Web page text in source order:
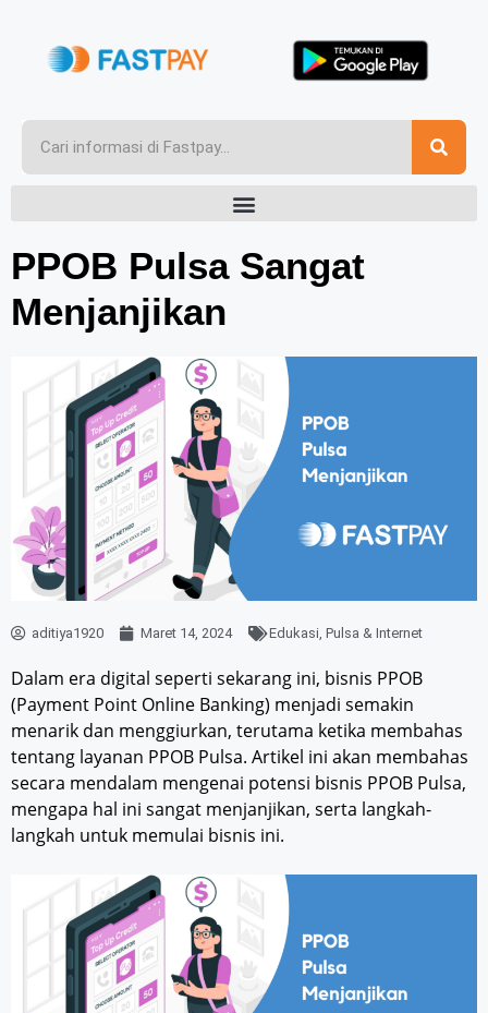
PPOB Pulsa Sangat
Menjanjikan
aditiya1920 Maret 14, 2024 Edukasi, Pulsa & Internet
Dalam era digital seperti sekarang ini, bisnis PPOB
(Payment Point Online Banking) menjadi semakin
menarik dan menggiurkan, terutama ketika membahas
tentang layanan PPOB Pulsa. Artikel ini akan membahas
secara mendalam mengenai potensi bisnis PPOB Pulsa,
mengapa hal ini sangat menjanjikan, serta langkah-
langkah untuk memulai bisnis ini.